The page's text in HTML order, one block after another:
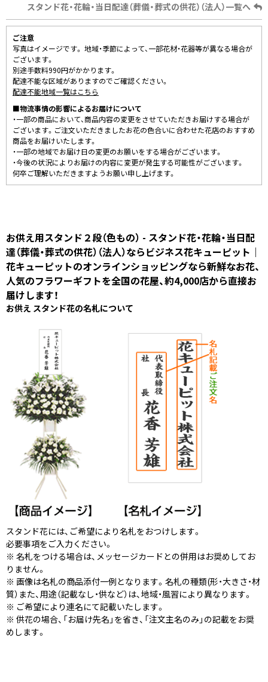
スタンド花・花輪・当日配達（葬儀・葬式の供花）（法人）一覧へ
ご注意
写真はイメージです。 地域・季節によって、一部花材・花器等が異なる場合が
ございます。
別途手数料990円がかかります。
配達不能な区域がありますのでご確認ください。
配達不能地域一覧はこちら
■物流事情の影響によるお届けについて
・一部の商品において、商品内容の変更をさせていただきお届けする場合が
ございます。ご注文いただきましたお花の色合いに合わせた花店のおすすめ
商品をお届けいたします。
・一部の地域でお届け日の変更のお願いをする場合がございます。
・今後の状況によりお届けの内容に変更が発生する可能性がございます。
何卒ご理解いただきますようお願い申し上げます。
お供え用スタンド２段（色もの） - スタンド花・花輪・当日配
達（葬儀・葬式の供花）（法人）ならビジネス花キューピット｜
花キューピットのオンラインショッピングなら新鮮なお花、
人気のフラワーギフトを全国の花屋、約4,000店から直接お
届けします！
お供え スタンド花の名札について
スタンド花には、ご希望により名札をおつけします。
必要事項をご入力ください。
※ 名札をつける場合は、メッセージカードとの併用はお奨めしてお
りません。
※ 画像は名札の商品添付一例となります。名札の種類(形・大きさ・材
質）また、用途（記載なし・供など）は、地域・風習により異なります。
※ ご希望により連名にて記載いたします。
※ 供花の場合、「お届け先名」を省き、「注文主名のみ」の記載をお奨
めします。